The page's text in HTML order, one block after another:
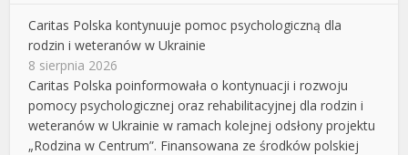
Caritas Polska kontynuuje pomoc psychologiczną dla
rodzin i weteranów w Ukrainie
8 sierpnia 2026
Caritas Polska poinformowała o kontynuacji i rozwoju
pomocy psychologicznej oraz rehabilitacyjnej dla rodzin i
weteranów w Ukrainie w ramach kolejnej odsłony projektu
„Rodzina w Centrum”. Finansowana ze środków polskiej